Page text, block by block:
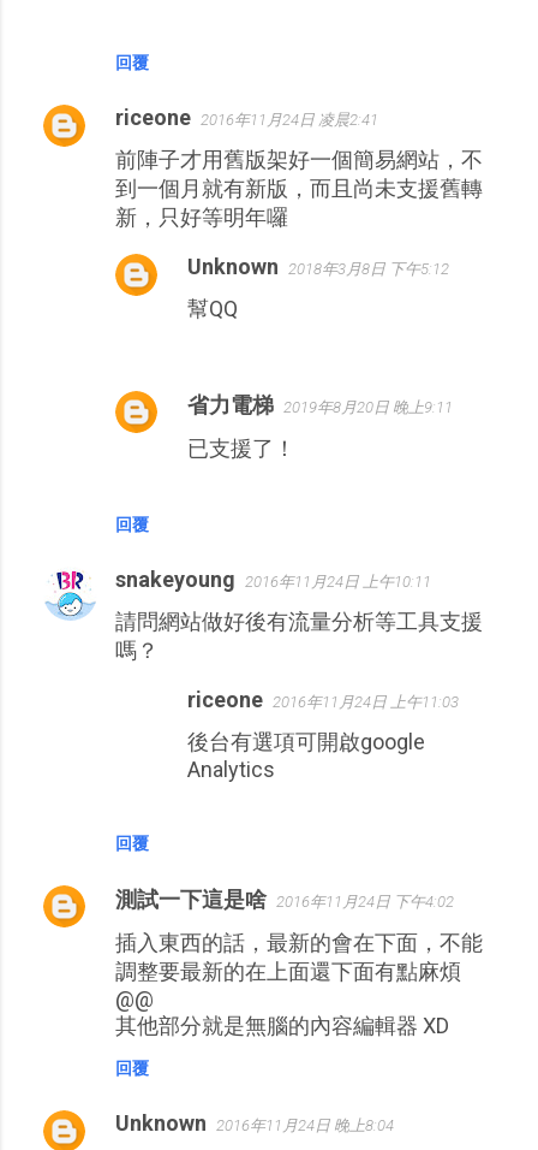
回覆
riceone 2016年11月24日 凌晨2:41
前陣子才用舊版架好一個簡易網站，不
到一個月就有新版，而且尚未支援舊轉
新，只好等明年囉
回覆
Unknown 2018年3月8日 下午5:12
幫QQ
省力電梯 2019年8月20日 晚上9:11
已支援了！
snakeyoung 2016年11月24日 上午10:11
請問網站做好後有流量分析等工具支援
嗎？
回覆
riceone 2016年11月24日 上午11:03
後台有選項可開啟google
Analytics
測試一下這是啥 2016年11月24日 下午4:02
插入東西的話，最新的會在下面，不能
調整要最新的在上面還下面有點麻煩
@@
其他部分就是無腦的內容編輯器 XD
回覆
Unknown 2016年11月24日 晚上8:04